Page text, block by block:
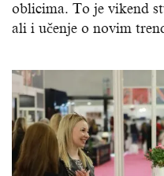
oblicima. To je vikend
ali i učenje o novim